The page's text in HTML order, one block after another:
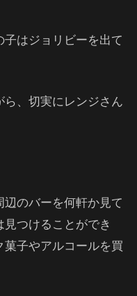
はジョリビーを出て
、切実にレンジさん
のバーを何軒か見て
つけることができ
子やアルコールを買